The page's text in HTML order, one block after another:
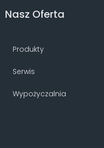
Nasz Oferta
Produkty
Serwis
Wypożyczalnia